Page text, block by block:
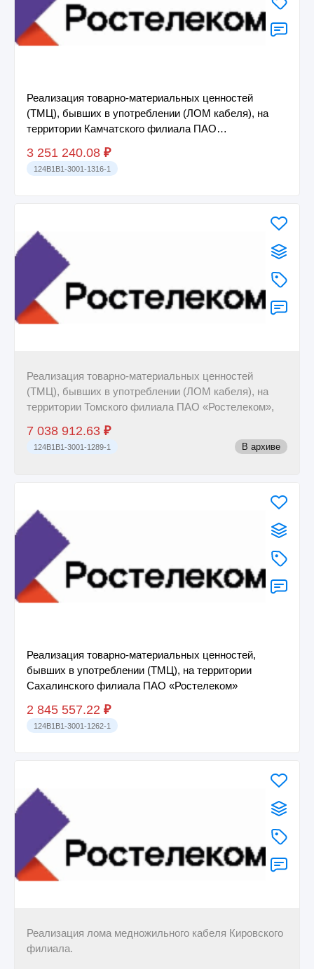
Реализация товарно-материальных ценностей
(ТМЦ), бывших в употреблении (ЛОМ кабеля), на
территории Камчатского филиала ПАО
3 251 240.08 ₽
124B1B1-3001-1316-1
Реализация товарно-материальных ценностей
(ТМЦ), бывших в употреблении (ЛОМ кабеля), на
территории Томского филиала ПАО «Ростелеком»,
7 038 912.63 ₽
124B1B1-3001-1289-1 В архиве
Реализация товарно-материальных ценностей,
бывших в употреблении (ТМЦ), на территории
Сахалинского филиала ПАО «Ростелеком»
2 845 557.22 ₽
124B1B1-3001-1262-1
Реализация лома медножильного кабеля Кировского
филиала.